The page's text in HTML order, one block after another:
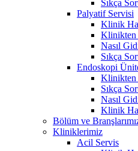
Sıkça
Palyatif Servisi
Klinik
Klinikten
Nasıl
Sıkça
Endoskopi
Klinikten
Sıkça
Nasıl
Klinik
Bölüm ve
Kliniklerimiz
Acil Servis